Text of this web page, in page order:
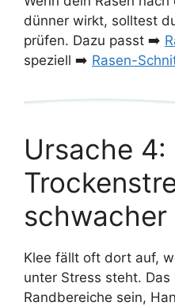
dünner wirkt, solltest
prüfen. Dazu passt ➡️
speziell ➡️ Rasen-
Ursache 4:
schwacher
Klee fällt oft dort auf,
unter Stress steht. Das
Randbereiche sein,